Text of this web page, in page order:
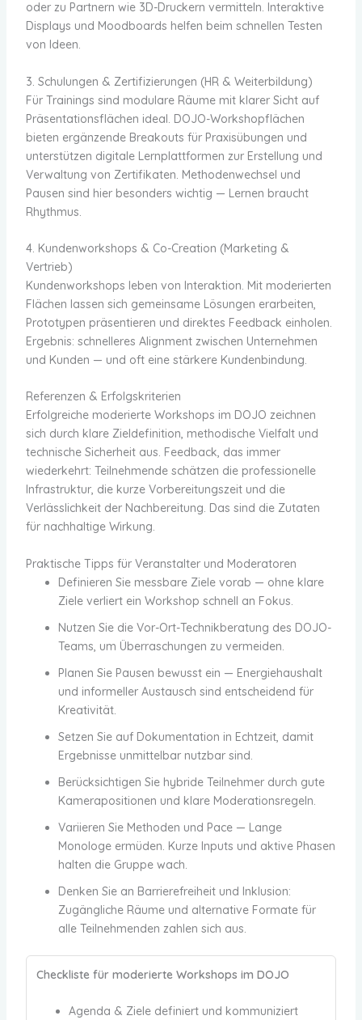
oder zu Partnern wie 3D-Druckern vermitteln. Interaktive
Displays und Moodboards helfen beim schnellen Testen
von Ideen.
3. Schulungen & Zertifizierungen (HR & Weiterbildung)
Für Trainings sind modulare Räume mit klarer Sicht auf
Präsentationsflächen ideal. DOJO-Workshopflächen
bieten ergänzende Breakouts für Praxisübungen und
unterstützen digitale Lernplattformen zur Erstellung und
Verwaltung von Zertifikaten. Methodenwechsel und
Pausen sind hier besonders wichtig — Lernen braucht
Rhythmus.
4. Kundenworkshops & Co-Creation (Marketing &
Vertrieb)
Kundenworkshops leben von Interaktion. Mit moderierten
Flächen lassen sich gemeinsame Lösungen erarbeiten,
Prototypen präsentieren und direktes Feedback einholen.
Ergebnis: schnelleres Alignment zwischen Unternehmen
und Kunden — und oft eine stärkere Kundenbindung.
Referenzen & Erfolgskriterien
Erfolgreiche moderierte Workshops im DOJO zeichnen
sich durch klare Zieldefinition, methodische Vielfalt und
technische Sicherheit aus. Feedback, das immer
wiederkehrt: Teilnehmende schätzen die professionelle
Infrastruktur, die kurze Vorbereitungszeit und die
Verlässlichkeit der Nachbereitung. Das sind die Zutaten
für nachhaltige Wirkung.
Praktische Tipps für Veranstalter und Moderatoren
Definieren Sie messbare Ziele vorab — ohne klare
Ziele verliert ein Workshop schnell an Fokus.
Nutzen Sie die Vor-Ort-Technikberatung des DOJO-
Teams, um Überraschungen zu vermeiden.
Planen Sie Pausen bewusst ein — Energiehaushalt
und informeller Austausch sind entscheidend für
Kreativität.
Setzen Sie auf Dokumentation in Echtzeit, damit
Ergebnisse unmittelbar nutzbar sind.
Berücksichtigen Sie hybride Teilnehmer durch gute
Kamerapositionen und klare Moderationsregeln.
Variieren Sie Methoden und Pace — Lange
Monologe ermüden. Kurze Inputs und aktive Phasen
halten die Gruppe wach.
Denken Sie an Barrierefreiheit und Inklusion:
Zugängliche Räume und alternative Formate für
alle Teilnehmenden zahlen sich aus.
Checkliste für moderierte Workshops im DOJO
Agenda & Ziele definiert und kommuniziert